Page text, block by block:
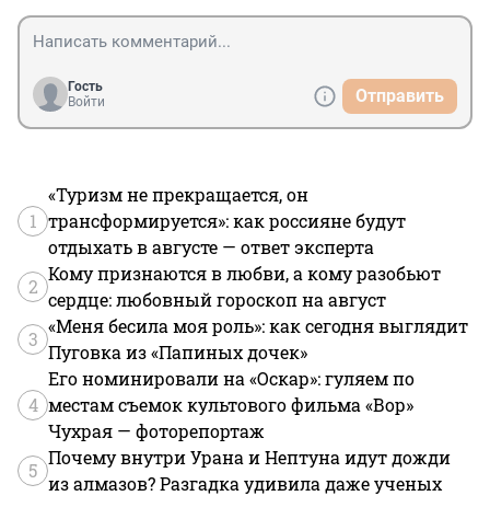
Гость
Войти
Отправить
1
«Туризм не прекращается, он
трансформируется»: как россияне будут
отдыхать в августе — ответ эксперта
2
Кому признаются в любви, а кому разобьют
сердце: любовный гороскоп на август
3
«Меня бесила моя роль»: как сегодня выглядит
Пуговка из «Папиных дочек»
4
Его номинировали на «Оскар»: гуляем по
местам съемок культового фильма «Вор»
Чухрая — фоторепортаж
5
Почему внутри Урана и Нептуна идут дожди
из алмазов? Разгадка удивила даже ученых